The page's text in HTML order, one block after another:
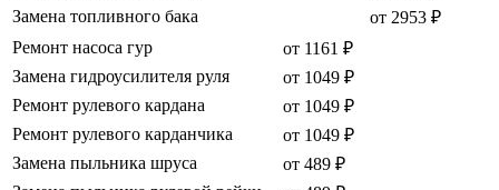
Замена топливного бака
от 2953 ₽
Ремонт насоса гур
от 1161 ₽
Замена гидроусилителя руля
от 1049 ₽
Ремонт рулевого кардана
от 1049 ₽
Ремонт рулевого карданчика
от 1049 ₽
Замена пыльника шруса
от 489 ₽